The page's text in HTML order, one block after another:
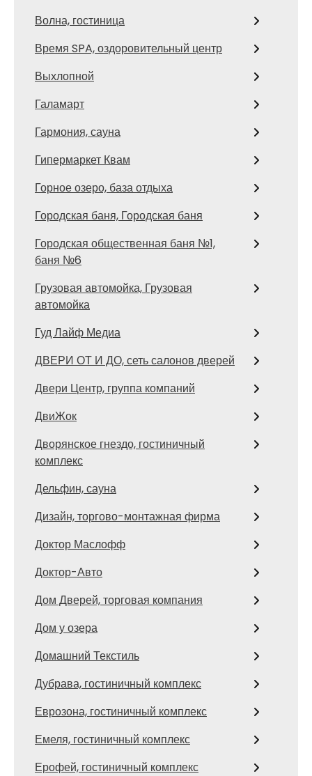
Волна, гостиница
Время SPA, оздоровительный центр
Выхлопной
Галамарт
Гармония, сауна
Гипермаркет Квам
Горное озеро, база отдыха
Городская баня, Городская баня
Городская общественная баня №1,
баня №6
Грузовая автомойка, Грузовая
автомойка
Гуд Лайф Медиа
ДВЕРИ ОТ И ДО, сеть салонов дверей
Двери Центр, группа компаний
ДвиЖок
Дворянское гнездо, гостиничный
комплекс
Дельфин, сауна
Дизайн, торгово-монтажная фирма
Доктор Маслофф
Доктор-Авто
Дом Дверей, торговая компания
Дом у озера
Домашний Текстиль
Дубрава, гостиничный комплекс
Еврозона, гостиничный комплекс
Емеля, гостиничный комплекс
Ерофей, гостиничный комплекс